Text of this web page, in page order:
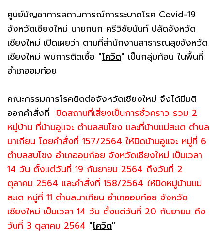
ศูนย์บัญชาการสถานการณ์การระบาดโรค Covid-19
จังหวัดเชียงใหม่ นายกนก ศรีวิชัยนันท์ ปลัดจังหวัด
เชียงใหม่ เปิดเผยว่า ตามที่สำนักงานสาธารณสุขจังหวัด
เชียงใหม่ พบการติดเชื้อ "โควิด" เป็นกลุ่มก้อน ในพื้นที่
อำเภออมก๋อย
คณะกรรมการโรคติดต่อจังหวัดเชียงใหม่ จึงได้มีมติ
ออกคำสั่งที่ ปิดสถานที่เสี่ยงเป็นการชั่วคราว รวม 2
หมู่บ้าน ที่บ้านอูแจะ ตำบลสบโขง และที่บ้านแม่สะเต ตำบล
นาเกียน โดยคำสั่งที่ 157/2564 ให้ปิดบ้านอูแจะ หมู่ที่ 6
ตำบลสบโขง อำเภออมก๋อย จังหวัดเชียงใหม่ เป็นเวลา
14 วัน ตั้งแต่วันที่ 19 กันยายน 2564 ถึงวันที่ 2
ตุลาคม 2564 และคำสั่งที่ 158/2564 ให้ปิดหมู่บ้านแม่
สะเต หมู่ที่ 11 ตำบลนาเกียน อำเภออมก๋อย จังหวัด
เชียงใหม่ เป็นเวลา 14 วัน ตั้งแต่วันที่ 20 กันยายน ถึง
วันที่ 3 ตุลาคม 2564 "โควิด"